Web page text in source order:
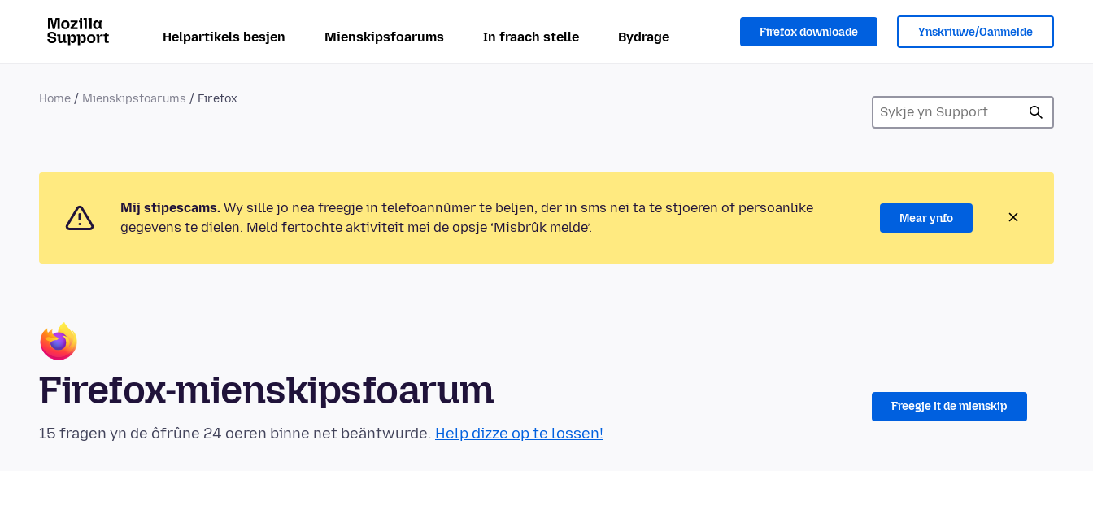
Helpartikels besjen Mienskipsfoarums In fraach stelle Bydrage Firefox downloade Ynskriuwe/Oanmelde
Home Mienskipsfoarums Firefox
Mij stipescams. Wy sille jo nea freegje in telefoannûmer te beljen, der in sms nei ta te stjoeren of persoanlike
gegevens te dielen. Meld fertochte aktiviteit mei de opsje ‘Misbrûk melde’.
Mear ynfo
Firefox-mienskipsfoarum
15 fragen yn de ôfrûne 24 oeren binne net beäntwurde. Help dizze op te lossen!
Freegje it de mienskip